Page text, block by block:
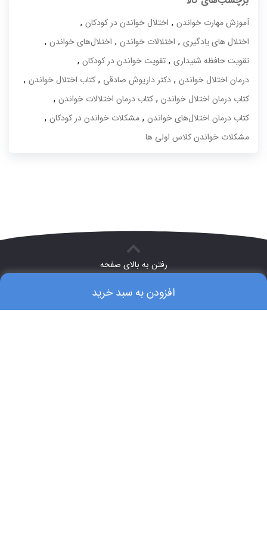
افزودن به سبد خرید
آموزش مهارت خواندن , اختلال خواندن در کودکان ,
اختلال های یادگیری , اختلالات خواندن , اختلال‌های خواندن ,
تقویت حافظه شنیداری , تقویت خواندن در کودکان ,
درمان اختلال خواندن , دکتر داریوش صادقی , کتاب اختلال خواندن ,
کتاب درمان اختلال خواندن , کتاب درمان اختلالات خواندن ,
کتاب درمان اختلال‌های خواندن , مشکلات خواندن در کودکان ,
مشکلات خواندن کلاس اولی ها
رفتن به بالای صفحه